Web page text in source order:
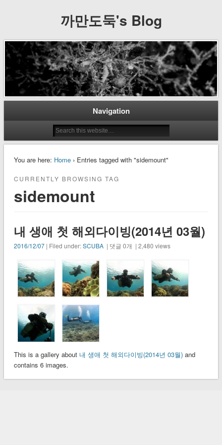
까만도둑's Blog
Navigation
You are here: Home› Entries tagged with "sidemount"
CURRENTLY BROWSING TAG
sidemount
내 생애 첫 해외다이빙(2014년 03월)
2016/12/07| Filed under:SCUBA| 댓글 0개 | 2,480 views
This is a gallery about 내 생애 첫 해외다이빙(2014년 03월)and
contains 6 images.